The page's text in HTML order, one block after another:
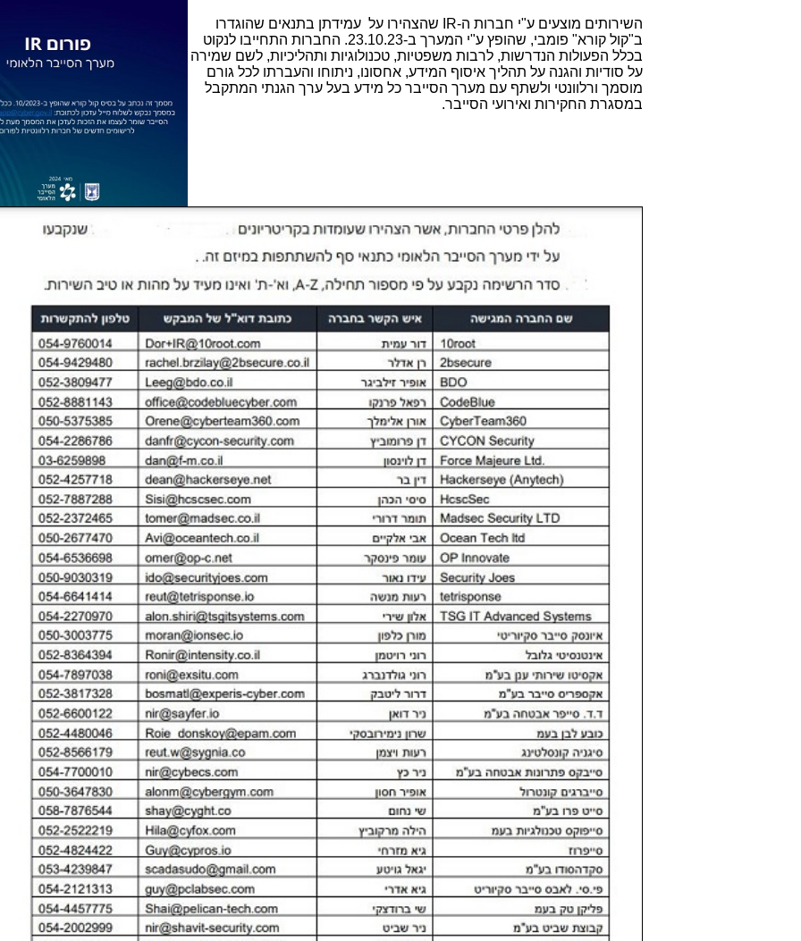
השירותים מוצעים ע"י חברות הIR- שהצהירו על עמידתן בתנאים שהוגדרו
ב"קול קורא" פומבי, שהופץ ע"י המערך ב-23.10.23. החברות התחייבו לנקוט
בכלל הפעולות הנדרשות, לרבות משפטיות, טכנולוגיות ותהליכיות, לשם שמירה
על סודיות והגנה על תהליך איסוף המידע, אחסונו, ניתוחו והעברתו לכל גורם
מוסמך ורלוונטי ולשתף עם מערך הסייבר כל מידע בעל ערך הגנתי המתקבל
במסגרת החקירות ואירועי הסייבר.